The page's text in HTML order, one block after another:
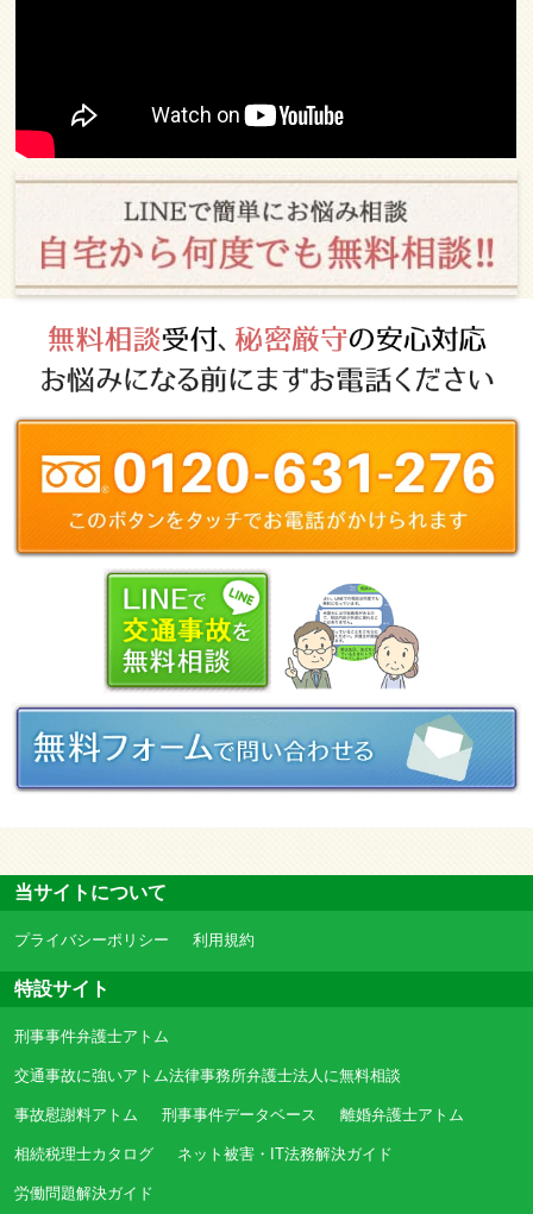
当サイトについて
プライバシーポリシー 利用規約
特設サイト
刑事事件弁護士アトム
交通事故に強いアトム法律事務所弁護士法人に無料相談
事故慰謝料アトム 刑事事件データベース 離婚弁護士アトム
相続税理士カタログ ネット被害・IT法務解決ガイド
労働問題解決ガイド